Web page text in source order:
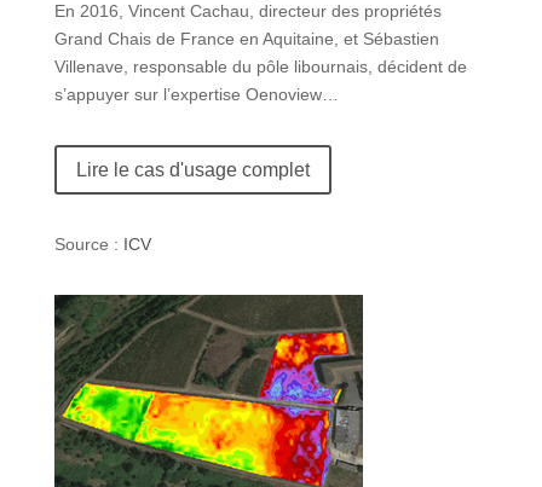
En 2016, Vincent Cachau, directeur des propriétés
Grand Chais de France en Aquitaine, et Sébastien
Villenave, responsable du pôle libournais, décident de
s’appuyer sur l’expertise Oenoview…
Lire le cas d'usage complet
Source : ICV